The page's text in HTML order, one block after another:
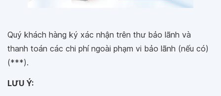
Quý khách hàng ký xác nhận trên thư bảo lãnh và
thanh toán các chi phí ngoài phạm vi bảo lãnh (nếu có)
(***).
LƯU Ý: